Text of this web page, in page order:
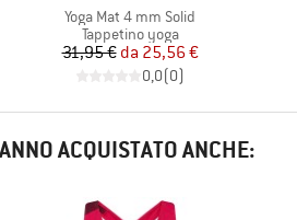
Articolo
Yoga Mat 4 mm Solid
Gruppo di prodotti
Tappetino yoga
Prezzo
31,95 € Prezzo ridotto
da 25,56 €
0,0(0)
ACQUISTATO ANCHE: